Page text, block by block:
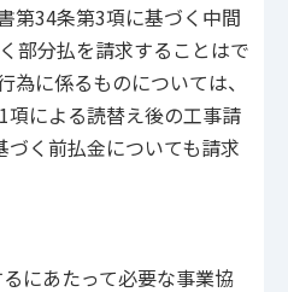
第34条第3項に基づく中間
部分払を請求することはで
為に係るものについては、
による読替え後の工事請
く前払金についても請求
にあたって必要な事業協